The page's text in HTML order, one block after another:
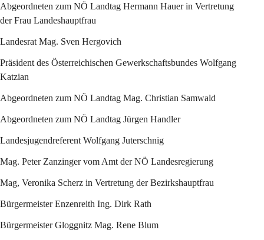
Abgeordneten zum NÖ Landtag Hermann Hauer in Vertretung
der Frau Landeshauptfrau
Landesrat Mag. Sven Hergovich
Präsident des Österreichischen Gewerkschaftsbundes Wolfgang
Katzian
Abgeordneten zum NÖ Landtag Mag. Christian Samwald
Abgeordneten zum NÖ Landtag Jürgen Handler
Landesjugendreferent Wolfgang Juterschnig
Mag. Peter Zanzinger vom Amt der NÖ Landesregierung
Mag, Veronika Scherz in Vertretung der Bezirkshauptfrau
Bürgermeister Enzenreith Ing. Dirk Rath
Bürgermeister Gloggnitz Mag. Rene Blum